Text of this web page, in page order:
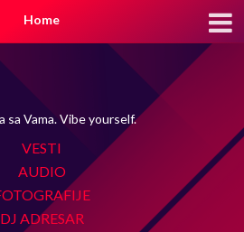
Home
sa Vama. Vibe yourself.
VESTI
AUDIO
DJ ADRESAR